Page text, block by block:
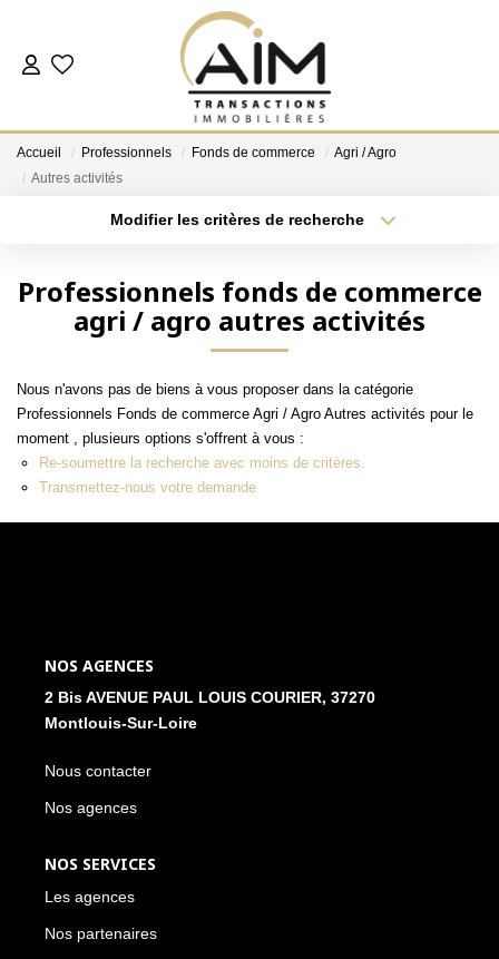
ACHETER
Les Agences
Notre Équipe
Nos Témoignages
Nos Partenaires
NOS ACTUALITÉS
Accueil Professionnels Fonds de commerce
Agri / Agro
Autres activités
Modifier les critères de recherche
Professionnels fonds de commerce
agri / agro autres activités
Nous n'avons pas de biens à vous proposer dans la catégorie
Professionnels Fonds de commerce Agri / Agro Autres activités pour le
moment , plusieurs options s'offrent à vous :
Re-soumettre la recherche avec moins de critères.
Transmettez-nous votre demande
NOS AGENCES
2 Bis AVENUE PAUL LOUIS COURIER, 37270
Montlouis-Sur-Loire
Nous contacter
Nos agences
NOS SERVICES
Les agences
Nos partenaires